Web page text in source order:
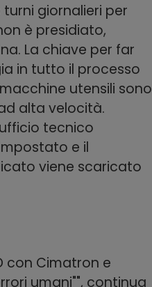
giornalieri per
è presidiato,
La chiave per far
in tutto il processo
utensili sono
alta velocità.
tecnico
e il
viene scaricato
con Cimatron e
umani"", continua